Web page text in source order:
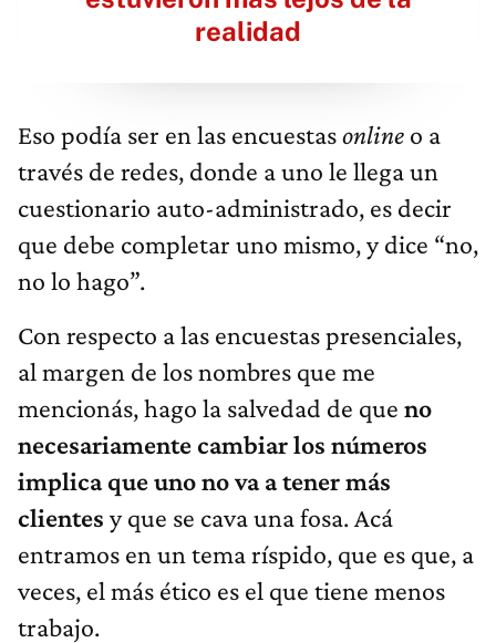
realidad
Eso podía ser en las encuestasonline o a
través de redes, donde a uno le llega un
cuestionario auto-administrado, es decir
que debe completar uno mismo, y dice “no,
no lo hago”.
Con respecto a las encuestas presenciales,
al margen de los nombres que me
mencionás, hago la salvedad de que no
necesariamente cambiar los números
implica que uno no va a tener más
clientes y que se cava una fosa. Acá
entramos en un tema ríspido, que es que, a
veces, el más ético es el que tiene menos
trabajo.